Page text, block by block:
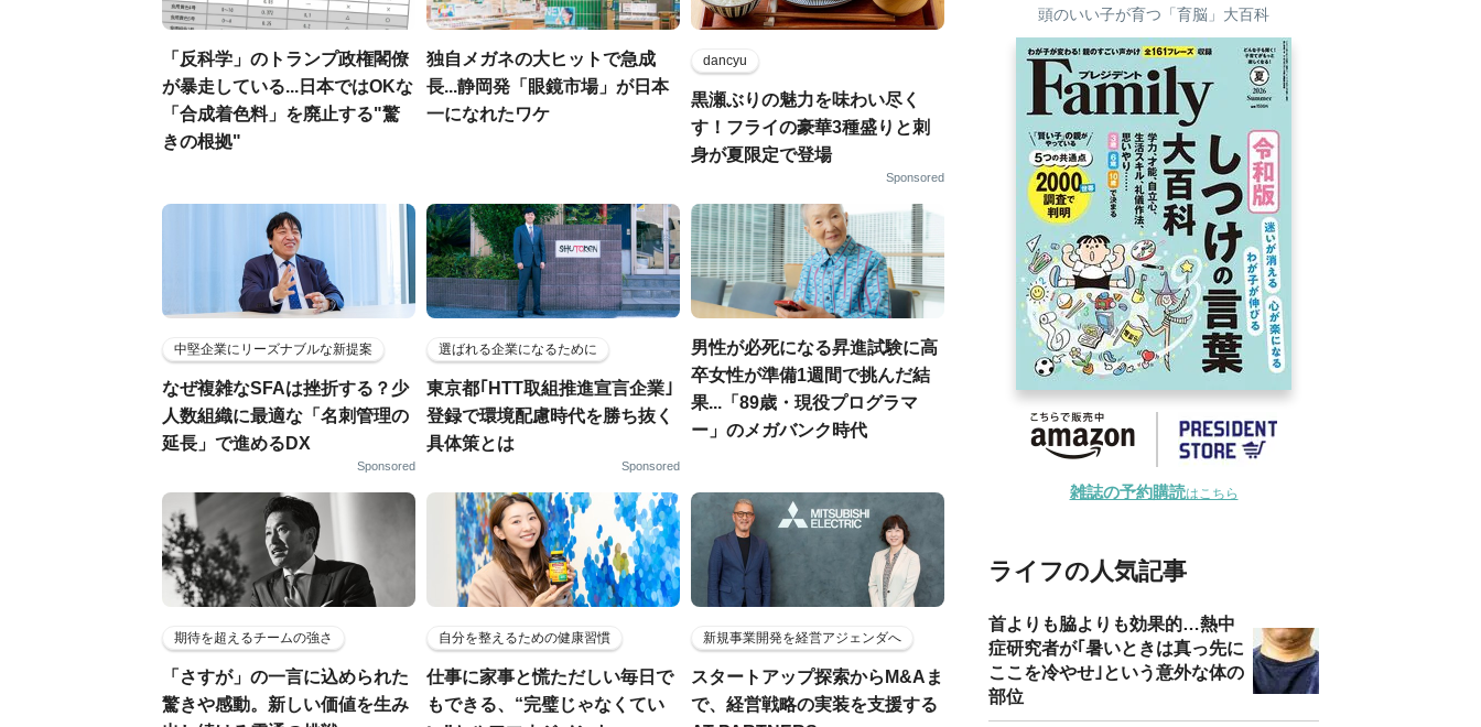
「反科学」のトランプ政権閣僚
が暴走している...日本ではOKな
「合成着色料」を廃止する"驚
きの根拠"
独自メガネの大ヒットで急成
長...静岡発「眼鏡市場」が日本
一になれたワケ
dancyu
黒瀬ぶりの魅力を味わい尽く
す！フライの豪華3種盛りと刺
身が夏限定で登場
Sponsored
中堅企業にリーズナブルな新提案
なぜ複雑なSFAは挫折する？少
人数組織に最適な「名刺管理の
延長」で進めるDX
Sponsored
選ばれる企業になるために
東京都｢HTT取組推進宣言企業｣
登録で環境配慮時代を勝ち抜く
具体策とは
Sponsored
男性が必死になる昇進試験に高
卒女性が準備1週間で挑んだ結
果...「89歳・現役プログラマ
ー」のメガバンク時代
期待を超えるチームの強さ
「さすが」の一言に込められた
驚きや感動。新しい価値を生み
自分を整えるための健康習慣
仕事に家事と慌ただしい毎日で
もできる、“完璧じゃなくてい
新規事業開発を経営アジェンダへ
スタートアップ探索からM&Aま
で、経営戦略の実装を支援する
頭のいい子が育つ「育脳」大百科
雑誌の予約購読はこちら
ライフの人気記事
首よりも脇よりも効果的…熱中
症研究者が｢暑いときは真っ先に
ここを冷やせ｣という意外な体の
部位